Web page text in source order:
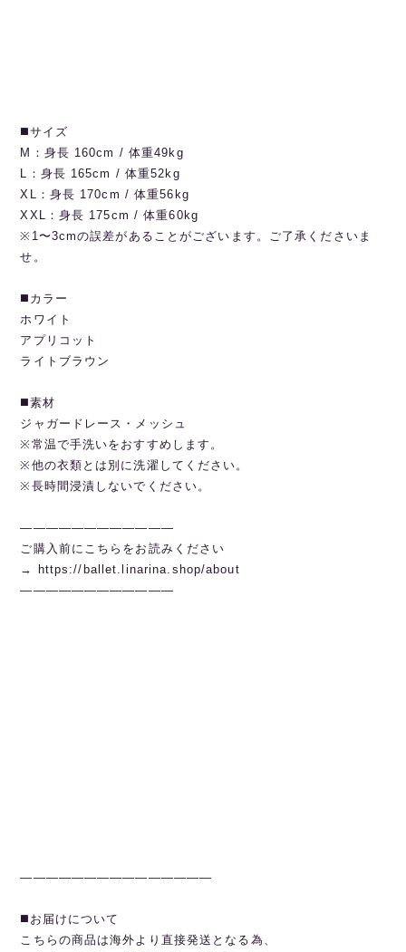
◼️サイズ
M：身長 160cm / 体重49kg
L：身長 165cm / 体重52kg
XL：身長 170cm / 体重56kg
XXL：身長 175cm / 体重60kg
※1〜3cmの誤差があることがございます。ご了承くださいま
せ。
◼️カラー
ホワイト
アプリコット
ライトブラウン
◼️素材
ジャガードレース・メッシュ
※常温で手洗いをおすすめします。
※他の衣類とは別に洗濯してください。
※長時間浸漬しないでください。
————————————
ご購入前にこちらをお読みください
→
https://ballet.linarina.shop/about
————————————
———————————————
◼️お届けについて
こちらの商品は海外より直接発送となる為、